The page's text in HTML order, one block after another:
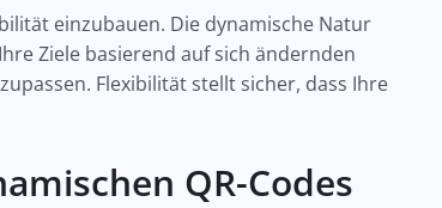
einzubauen. Die dynamische Natur
Ziele basierend auf sich ändernden
Flexibilität stellt sicher, dass Ihre
QR-Codes